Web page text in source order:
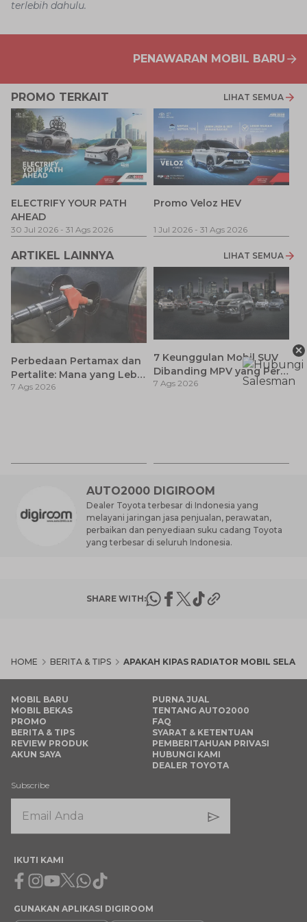
terlebih dahulu.
PENAWARAN MOBIL BARU
PROMO TERKAIT LIHAT SEMUA
ELECTRIFY YOUR PATH
AHEAD
30 Jul 2026 - 31 Ags 2026
Promo Veloz HEV
1 Jul 2026 - 31 Ags 2026
ARTIKEL LAINNYA LIHAT SEMUA
Perbedaan Pertamax dan
Pertalite: Mana yang Lebih
Baik untuk Mobil Toyota
7 Ags 2026
7 Keunggulan Mobil SUV
Dibanding MPV yang Perlu
Anda Ketahui
7 Ags 2026
AUTO2000 DIGIROOM
Dealer Toyota terbesar di Indonesia yang
melayani jaringan jasa penjualan, perawatan,
perbaikan dan penyediaan suku cadang Toyota
yang terbesar di seluruh Indonesia.
SHARE WITH:
HOME BERITA & TIPS APAKAH KIPAS RADIATOR MOBIL
×
MOBIL BARU
MOBIL BEKAS
PROMO
BERITA & TIPS
REVIEW PRODUK
AKUN SAYA
PURNA JUAL
TENTANG AUTO2000
FAQ
SYARAT & KETENTUAN
PEMBERITAHUAN PRIVASI
HUBUNGI KAMI
DEALER TOYOTA
Subscribe
IKUTI KAMI
Facebook
Instagram
Youtube
X Whatsapp
Tiktok
GUNAKAN APLIKASI DIGIROOM